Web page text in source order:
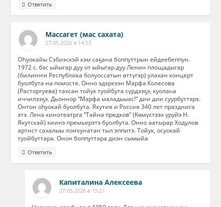
Ответить
Массагет (мас сахата)
27.05.2026 в 14:53
ОҺуокайы Сэбиэскэй кэм саҕана боппуттрын ейдеебеппун.
1972 с. бэс ыйыгар дуу от ыйыгар дуу Ленин площадыгар
(билиҥҥи Республика болуоссатын өттүгэр) улахан концерт
буолбута на помосте. Онно эдэркээн Марфа Колесова
(Расторгуева) тахсан тойук туойбута сүрдээҕэ, куолаһа
иччилээҕэ. Дьоннор “Марфа маладьыас!” дии дии суурбуттэрэ.
Онтон оhуокай буолбута. Якутия и Россия 340 лет празднига
этэ. Лена кинотеатрга “Тайна предков” (Көмүстээх үруйэ Н.
Якутскай) киинэ премьерэтэ буолбута. Онно аатырар Ходулов
артист сахалыы лоҥкунатан тыл эппитэ. Тойук, осуокай
туойбуттара. Онон боппуттара диэн сымыйа
Ответить
Капиталина Алексеева
27.05.2026 в 15:21